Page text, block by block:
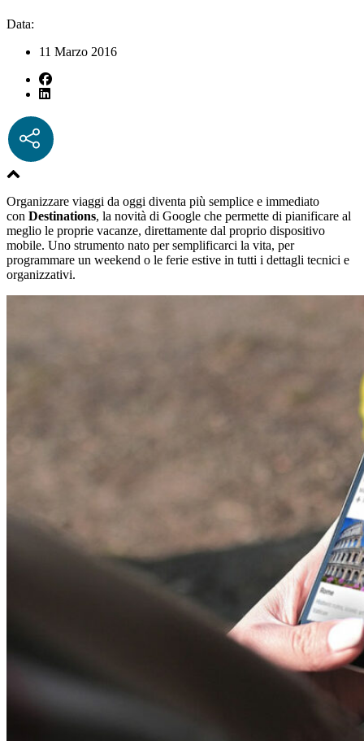
Data:
11 Marzo 2016
Organizzare viaggi da oggi diventa più semplice e immediato
con Destinations, la novità di Google che permette di pianificare al
meglio le proprie vacanze, direttamente dal proprio dispositivo
mobile. Uno strumento nato per semplificarci la vita, per
programmare un weekend o le ferie estive in tutti i dettagli tecnici e
organizzativi.